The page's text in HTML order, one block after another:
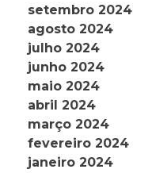
setembro 2024
agosto 2024
julho 2024
junho 2024
maio 2024
abril 2024
março 2024
fevereiro 2024
janeiro 2024